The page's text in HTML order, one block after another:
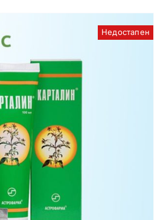
Недостапен